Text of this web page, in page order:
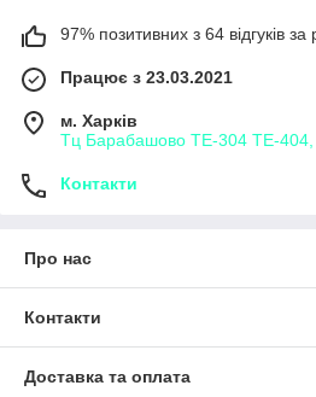
97% позитивних з 64 відгуків за
Працює з 23.03.2021
м. Харків
Тц Барабашово ТЕ-304 ТЕ-404,
Контакти
Про нас
Контакти
Доставка та оплата